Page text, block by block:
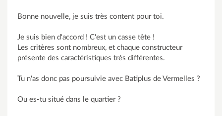
Bonne nouvelle, je suis très content pour toi.
Je suis bien d'accord ! C'est un casse tête !
Les critères sont nombreux, et chaque constructeur
présente des caractéristiques trés différentes.
Tu n'as donc pas poursuivie avec Batiplus de Vermelles ?
Ou es-tu situé dans le quartier ?